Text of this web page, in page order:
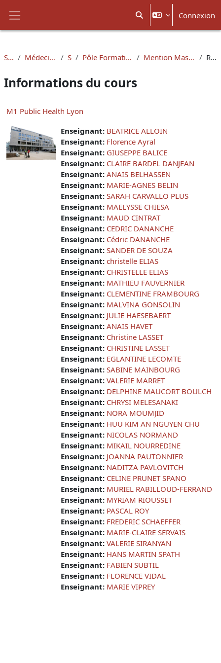
Activer/désactiver la
Connexion
Santé Médecine - Lyon-Est SEIS Pôle Formation à la Recherche Mention Master Santé Publique Résumé
Informations du cours
M1 Public Health Lyon
Enseignant: BEATRICE ALLOIN
Enseignant: Florence Ayral
Enseignant: GIUSEPPE BALICE
Enseignant: CLAIRE BARDEL DANJEAN
Enseignant: ANAIS BELHASSEN
Enseignant: MARIE-AGNES BELIN
Enseignant: SARAH CARVALLO PLUS
Enseignant: MAELYSSE CHIESA
Enseignant: MAUD CINTRAT
Enseignant: CEDRIC DANANCHE
Enseignant: Cédric DANANCHE
Enseignant: SANDER DE SOUZA
Enseignant: christelle ELIAS
Enseignant: CHRISTELLE ELIAS
Enseignant: MATHIEU FAUVERNIER
Enseignant: CLEMENTINE FRAMBOURG
Enseignant: MALVINA GONSOLIN
Enseignant: JULIE HAESEBAERT
Enseignant: ANAIS HAVET
Enseignant: Christine LASSET
Enseignant: CHRISTINE LASSET
Enseignant: EGLANTINE LECOMTE
Enseignant: SABINE MAINBOURG
Enseignant: VALERIE MARRET
Enseignant: DELPHINE MAUCORT BOULCH
Enseignant: CHRYSI MELESANAKI
Enseignant: NORA MOUMJID
Enseignant: HUU KIM AN NGUYEN CHU
Enseignant: NICOLAS NORMAND
Enseignant: MIKAIL NOURREDINE
Enseignant: JOANNA PAUTONNIER
Enseignant: NADITZA PAVLOVITCH
Enseignant: CELINE PRUNET SPANO
Enseignant: MURIEL RABILLOUD-FERRAND
Enseignant: MYRIAM RIOUSSET
Enseignant: PASCAL ROY
Enseignant: FREDERIC SCHAEFFER
Enseignant: MARIE-CLAIRE SERVAIS
Enseignant: VALERIE SIRANYAN
Enseignant: HANS MARTIN SPATH
Enseignant: FABIEN SUBTIL
Enseignant: FLORENCE VIDAL
Enseignant: MARIE VIPREY